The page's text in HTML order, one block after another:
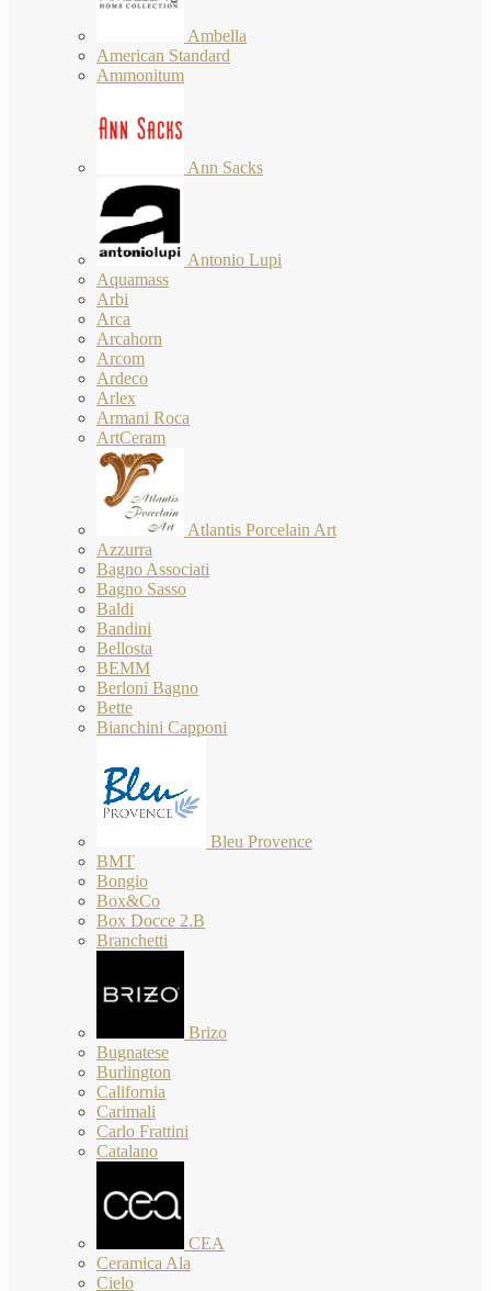
Ambella
American Standard
Ammonitum
Ann Sacks
Antonio Lupi
Aquamass
Arbi
Arca
Arcahorn
Arcom
Ardeco
Arlex
Armani Roca
ArtCeram
Atlantis Porcelain Art
Azzurra
Bagno Associati
Bagno Sasso
Baldi
Bandini
Bellosta
BEMM
Berloni Bagno
Bette
Bianchini Capponi
Bleu Provence
BMT
Bongio
Box&Co
Box Docce 2.B
Branchetti
Brizo
Bugnatese
Burlington
California
Carimali
Carlo Frattini
Catalano
CEA
Ceramica Ala
Cielo